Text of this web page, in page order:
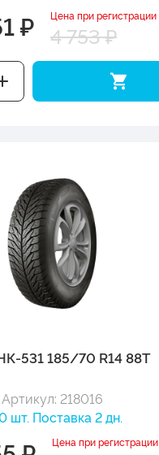
₽ Цена при регистрации
4 753 ₽
531 185/70 R14 88T
Артикул: 218016
шт. Поставка 2 дн.
Цена при регистрации